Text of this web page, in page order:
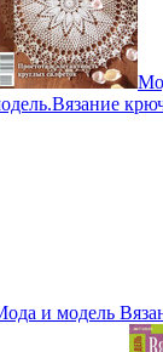
и модель